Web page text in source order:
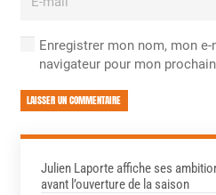
Enregistrer mon nom, mon
navigateur pour mon
LAISSER UN COMMENTAIRE
Julien Laporte affiche ses
avant l’ouverture de la saison